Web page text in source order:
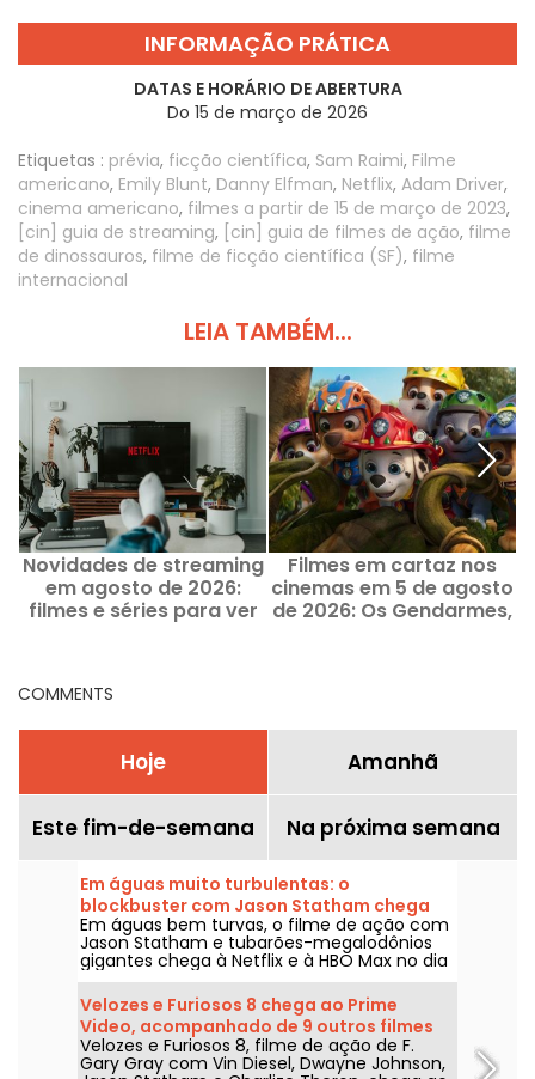
INFORMAÇÃO PRÁTICA
DATAS E HORÁRIO DE ABERTURA
Do 15 de março de 2026
Etiquetas : prévia, ficção científica, Sam Raimi, Filme
americano, Emily Blunt, Danny Elfman, Netflix, Adam Driver,
cinema americano, filmes a partir de 15 de março de 2023,
[cin] guia de streaming, [cin] guia de filmes de ação, filme
de dinossauros, filme de ficção científica (SF), filme
internacional
LEIA TAMBÉM...
Novidades de streaming
em agosto de 2026:
filmes e séries para ver
Filmes em cartaz nos
cinemas em 5 de agosto
de 2026: Os Gendarmes,
COMMENTS
Hoje Amanhã
Este fim-de-semana Na próxima semana
Em águas muito turbulentas: o
blockbuster com Jason Statham chega
na Netflix e na HBO Max
Em águas bem turvas, o filme de ação com
Jason Statham e tubarões-megalodônios
gigantes chega à Netflix e à HBO Max no dia
2 de agosto de 2026.
Velozes e Furiosos 8 chega ao Prime
Video, acompanhado de 9 outros filmes
da franquia
Velozes e Furiosos 8, filme de ação de F.
Gary Gray com Vin Diesel, Dwayne Johnson,